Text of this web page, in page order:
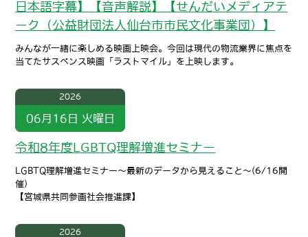
日本語字幕】【音声解説】【せんだいメディアテ
ーク（公益財団法人仙台市市民文化事業団）】
みんなが一緒に楽しめる映画上映会。今回は現代の物流業界に焦点を
当てたサスペンス映画「ラストマイル」を上映します。
2026
06月16日 火曜日
令和8年度LGBTQ理解増進セミナー
LGBTQ理解増進セミナー～最新のデータから見えること～(6/16開
催)
【宮城県共同参画社会推進課】
2026